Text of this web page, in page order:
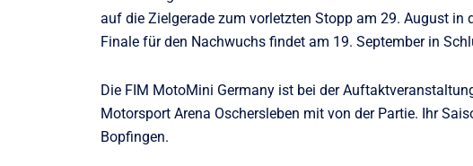
auf die Zielgerade zum vorletzten Stopp am 29. August in
Finale für den Nachwuchs findet am 19. September in
Die FIM MotoMini Germany ist bei der
Motorsport Arena Oschersleben mit von der Partie. Ihr
Bopfingen.